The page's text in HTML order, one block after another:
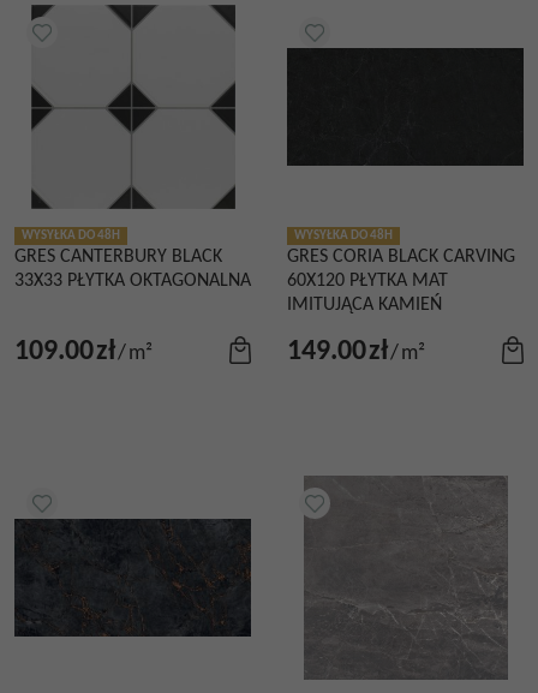
WYSYŁKA DO 48H
GRES CANTERBURY BLACK
33X33 PŁYTKA OKTAGONALNA
109.00zł/m²
WYSYŁKA DO 48H
GRES CORIA BLACK CARVING
60X120 PŁYTKA MAT
IMITUJĄCA KAMIEŃ
149.00zł/m²